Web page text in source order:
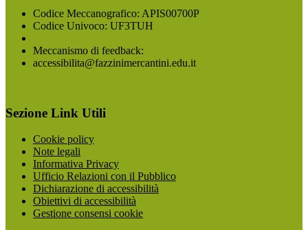
Codice Meccanografico: APIS00700P
Codice Univoco: UF3TUH
Meccanismo di feedback:
accessibilita@fazzinimercantini.edu.it
Sezione Link Utili
Cookie policy
Note legali
Informativa Privacy
Ufficio Relazioni con il Pubblico
Dichiarazione di accessibilità
Obiettivi di accessibilità
Gestione consensi cookie